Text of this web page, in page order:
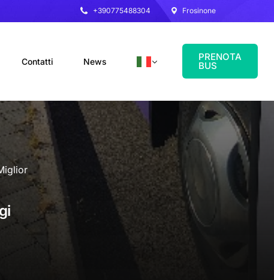
+390775488304 Frosinone
Contatti News PRENOTA
BUS